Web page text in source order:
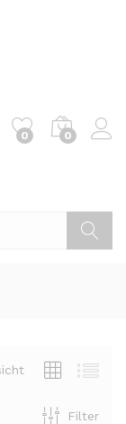
0 0
Filter